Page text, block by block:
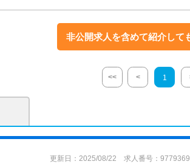
非公開求人を含めて紹介して
<< < 1
更新日：2025/08/22 求人番号：9779369